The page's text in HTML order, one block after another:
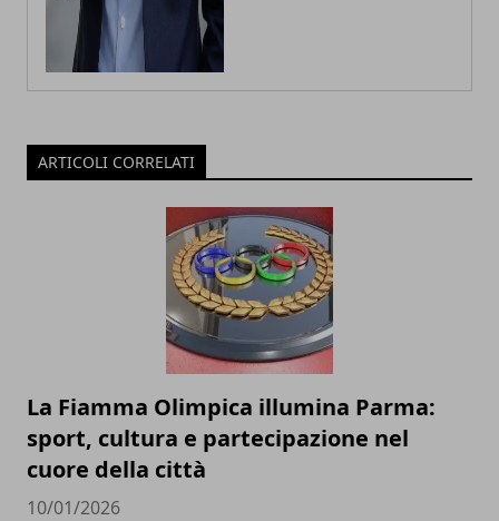
ARTICOLI CORRELATI
La Fiamma Olimpica illumina Parma:
sport, cultura e partecipazione nel
cuore della città
10/01/2026